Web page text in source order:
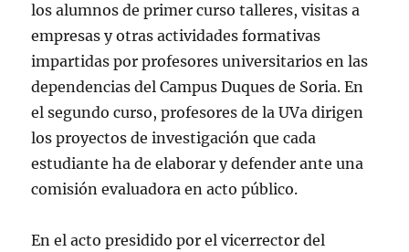
los alumnos de primer curso talleres, visitas a
empresas y otras actividades formativas
impartidas por profesores universitarios en las
dependencias del Campus Duques de Soria. En
el segundo curso, profesores de la UVa dirigen
los proyectos de investigación que cada
estudiante ha de elaborar y defender ante una
comisión evaluadora en acto público.
En el acto presidido por el vicerrector del